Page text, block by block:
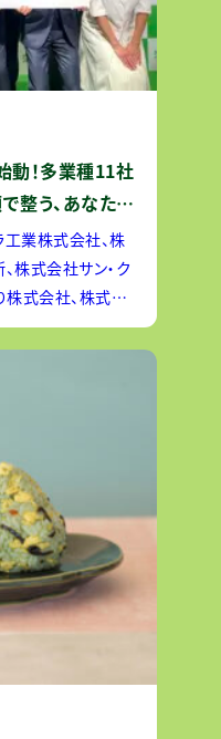
動！多業種11社
整う、あなたの
ップデート！ ―
業株式会社、株
株式会社サン・ク
株式会社、株式会
会社丸井グループ、
の